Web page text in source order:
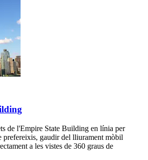
de l'Empire State Building en línia per
prefereixis, gaudir del lliurament mòbil
a les vistes de 360 graus de